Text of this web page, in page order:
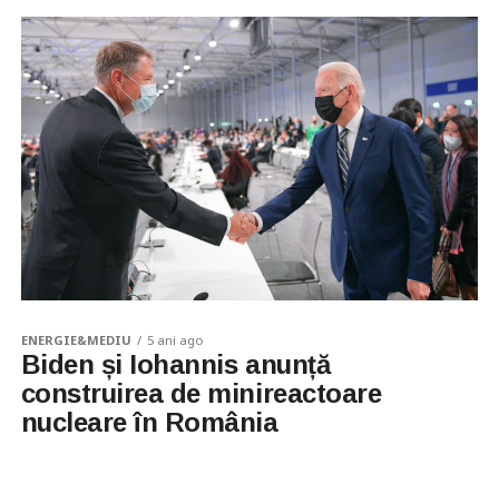
ENERGIE&MEDIU 5 ani ago
Biden și Iohannis anunță
construirea de minireactoare
nucleare în România